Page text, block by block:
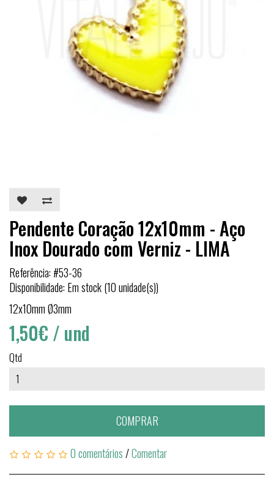
Pendente Coração 12x10mm - Aço
Inox Dourado com Verniz - LIMA
Referência: #53-36
Disponibilidade: Em stock (10 unidade(s))
12x10mm Ø3mm
1,50€ / und
Qtd
COMPRAR
0 comentários/Comentar